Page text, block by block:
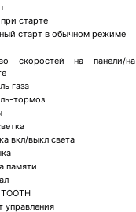
старте
старт в обычном режиме
скоростей на панели/на
газа
тормоз
вкл/выкл света
памяти
управления